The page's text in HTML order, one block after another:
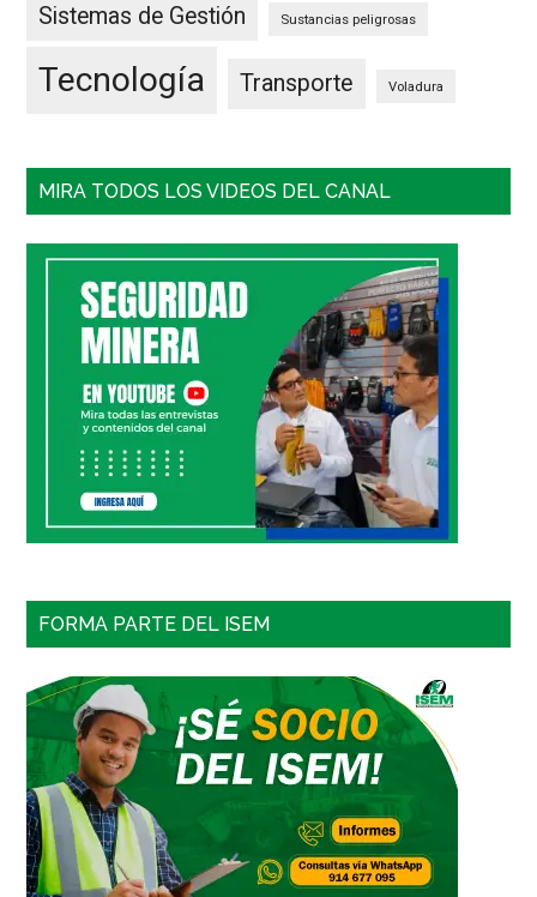
Sistemas de Gestión Sustancias peligrosas
Tecnología Transporte Voladura
MIRA TODOS LOS VIDEOS DEL CANAL
FORMA PARTE DEL ISEM